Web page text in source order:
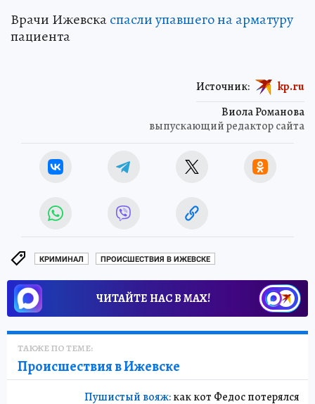
Врачи Ижевскаспасли упавшего на арматуру
пациента
Виола Романова
выпускающий редактор сайта
Источник: kp.ru
КРИМИНАЛ ПРОИСШЕСТВИЯ В ИЖЕВСКЕ
ЧИТАЙТЕ НАС В МАХ!
ТАКЖЕ ПО ТЕМЕ:
Происшествия в Ижевске
Пушистый вояж:как кот Федос потерялся